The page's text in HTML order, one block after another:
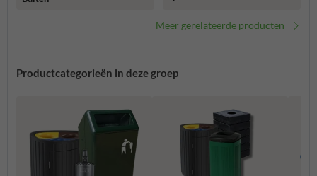
Meer gerelateerde producten
Productcategorieën in deze groep